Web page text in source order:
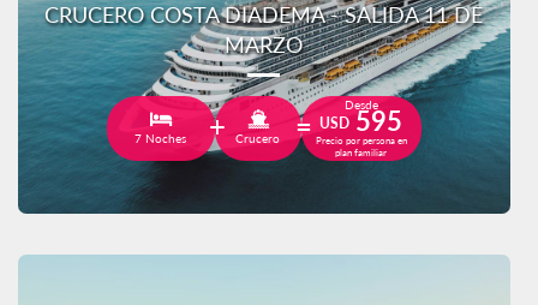
CRUCERO COSTA DIADEMA - SALIDA 11 DE
MARZO
7 Noches Crucero
Desde
USD 595
Precio por persona en
plan familiar